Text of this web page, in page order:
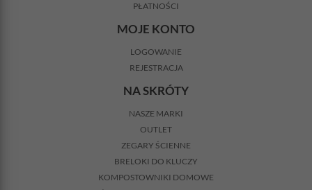
PŁATNOŚCI
MOJE KONTO
LOGOWANIE
REJESTRACJA
NA SKRÓTY
NASZE MARKI
OUTLET
ZEGARY ŚCIENNE
BRELOKI DO KLUCZY
KOMPOSTOWNIKI DOMOWE